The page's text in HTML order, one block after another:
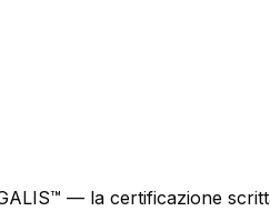
— la certificazione